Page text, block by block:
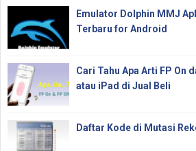
Emulator Dolphin MMJ
Terbaru for Android
Cari Tahu Apa Arti FP On
atau iPad di Jual Beli
Daftar Kode di Mutasi